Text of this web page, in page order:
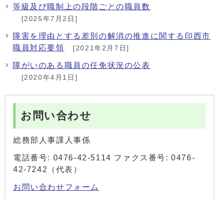
等級及び職制上の段階ごとの職員数
[2025年7月2日]
障害を理由とする差別の解消の推進に関する印西市
職員対応要領
[2021年2月7日]
障がいのある職員の任免状況の公表
[2020年4月1日]
お問い合わせ
総務部人事課人事係
電話番号: 0476-42-5114 ファクス番号: 0476-
42-7242（代表）
お問い合わせフォーム